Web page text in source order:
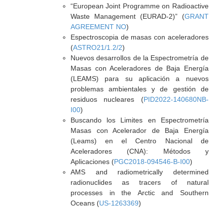
“European Joint Programme on Radioactive
Waste Management (EURAD-2)” (GRANT
AGREEMENT NO)
Espectroscopia de masas con aceleradores
(ASTRO21/1.2/2)
Nuevos desarrollos de la Espectrometría de
Masas con Aceleradores de Baja Energía
(LEAMS) para su aplicación a nuevos
problemas ambientales y de gestión de
residuos nucleares (PID2022-140680NB-
I00)
Buscando los Limites en Espectrometría
Masas con Acelerador de Baja Energía
(Leams) en el Centro Nacional de
Aceleradores (CNA): Métodos y
Aplicaciones (PGC2018-094546-B-I00)
AMS and radiometrically determined
radionuclides as tracers of natural
processes in the Arctic and Southern
Oceans (US-1263369)